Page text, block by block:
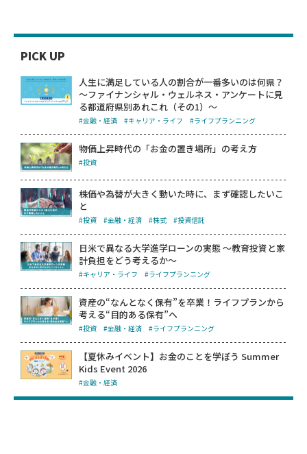
PICK UP
人生に満足している人の割合が一番多いのは何県？
～ファイナンシャル・ウェルネス・アンケートに見
る都道府県別あれこれ（その1）～
#金融・経済 #キャリア・ライフ #ライフプランニング
物価上昇時代の「お金の置き場所」の考え方
#投資
株価や為替が大きく動いた時に、まず確認したいこ
と
#投資 #金融・経済 #株式 #投資信託
日米で異なる大学進学ローンの実態 ～教育投資と家
計負担をどう考えるか～
#キャリア・ライフ #ライフプランニング
資産の“なんとなく保有”を卒業！ライフプランから
考える“目的ある保有”へ
#投資 #金融・経済 #ライフプランニング
【夏休みイベント】お金のことを学ぼう Summer
Kids Event 2026
#金融・経済